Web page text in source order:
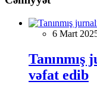
6 Mart
vəfat edib